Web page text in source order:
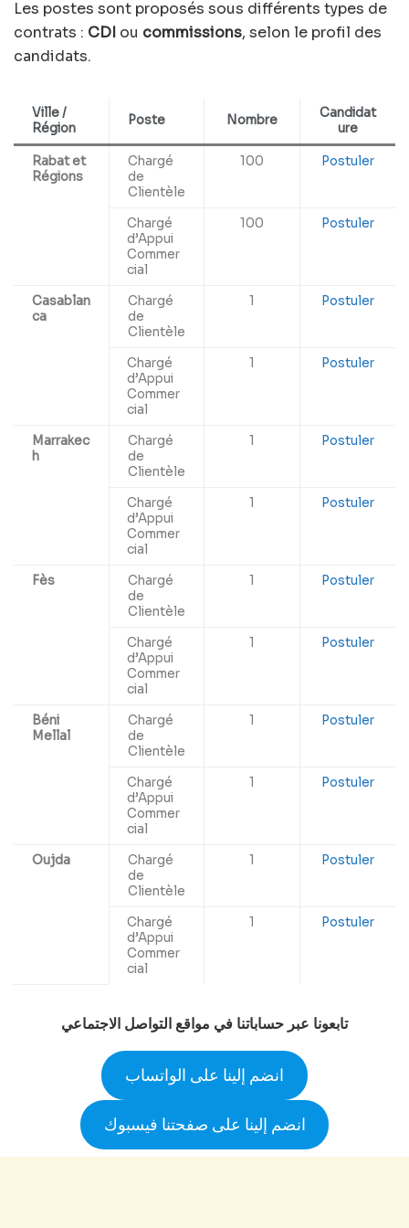
Les postes sont proposés sous différents types de
contrats : CDI ou commissions, selon le profil des
candidats.
Ville /
Région
Poste Nombre
Candidat
ure
Rabat et
Régions
Chargé
de
Clientèle
100 Postuler
Chargé
d’Appui
Commer
cial
100 Postuler
Casablan
ca
Chargé
de
Clientèle
1 Postuler
Chargé
d’Appui
Commer
cial
1 Postuler
Marrakec
h
Chargé
de
Clientèle
1 Postuler
Chargé
d’Appui
Commer
cial
1 Postuler
Fès
Chargé
de
Clientèle
1 Postuler
Chargé
d’Appui
Commer
cial
1 Postuler
Béni
Mellal
Chargé
de
Clientèle
1 Postuler
Chargé
d’Appui
Commer
cial
1 Postuler
Oujda
Chargé
de
Clientèle
1 Postuler
Chargé
d’Appui
Commer
cial
1 Postuler
تابعونا عبر حساباتنا في مواقع التواصل الاجتماعي
انضم إلينا على الواتساب
انضم إلينا على صفحتنا فيسبوك